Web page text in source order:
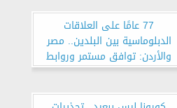
77 عامًا على العلاقات
الدبلوماسية بين البلدين.. مصر
والأردن: توافق مستمر وروابط
ممتدة